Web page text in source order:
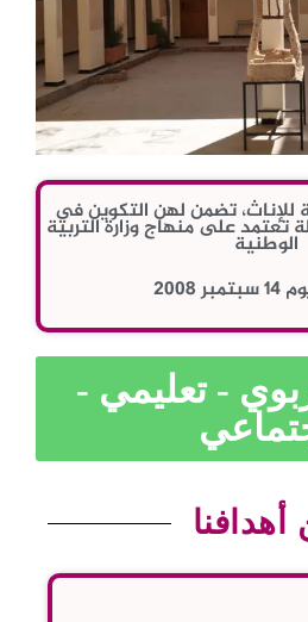
تضمن لهن التكوين في
تعتمد على منهاج وزارة التربية
الوطنية
2008
- تعليمي -